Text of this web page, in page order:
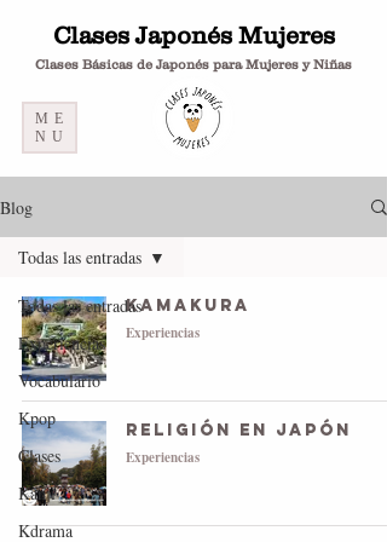
Clases Básicas de Japonés para Mujeres y Niñas
Clases Japonés Mujeres
ME
NU
Blog
Todas las entradas
Experiencias
Vocabulario
Kpop
Clases
Kanji
Kdrama
Todas las entradas
Kamakura
Experiencias
Religión en Japón
Experiencias